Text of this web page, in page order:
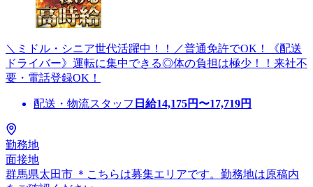
＼ミドル・シニア世代活躍中！！／普通免許でOK！《配送
ドライバー》運転に集中できる◎体の負担は極少！！来社不
要・電話登録OK！
配送・物流スタッフ 日給14,175円〜17,719円
勤務地
面接地
群馬県太田市 ＊こちらは募集エリアです。勤務地は原稿内